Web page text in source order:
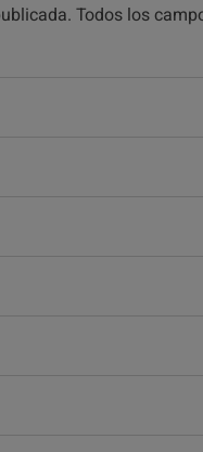
Todos los